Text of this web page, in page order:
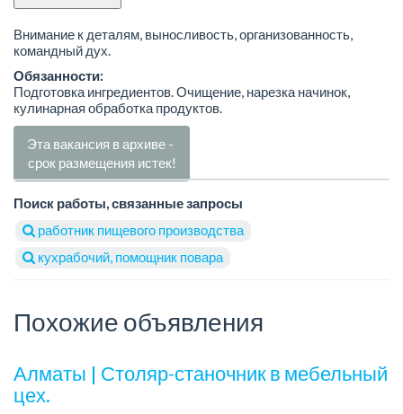
Внимание к деталям, выносливость, организованность,
командный дух.
Обязанности:
Подготовка ингредиентов. Очищение, нарезка начинок,
кулинарная обработка продуктов.
Эта вакансия в архиве -
срок размещения истек!
Поиск работы, связанные запросы
работник пищевого производства
кухрабочий, помощник повара
Похожие объявления
Алматы | Столяр-станочник в мебельный
цех.